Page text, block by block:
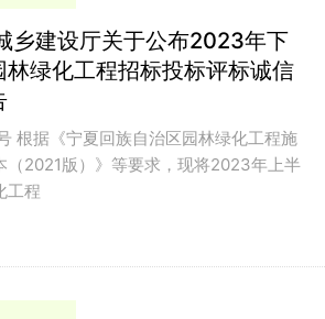
乡建设厅关于公布2023年下
绿化工程招标投标评标诚信
根据《宁夏回族自治区园林绿化工程施
（2021版）》等要求，现将2023年上半
工程